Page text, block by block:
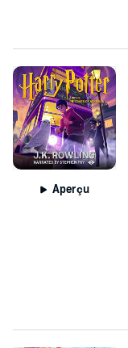
Aperçu